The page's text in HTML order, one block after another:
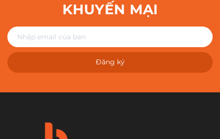
KHUYẾN MẠI
Đăng ký